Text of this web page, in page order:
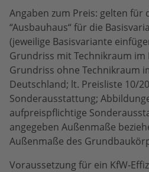
Angaben zum Preis: gelten für
“Ausbauhaus“ für die
(jeweilige Basisvariante
Grundriss mit Technikraum im
Grundriss ohne Technikraum
Deutschland; lt. Preisliste 10/
Sonderausstattung;
aufpreispflichtige
angegeben Außenmaße
Außenmaße des
Voraussetzung für ein KfW-